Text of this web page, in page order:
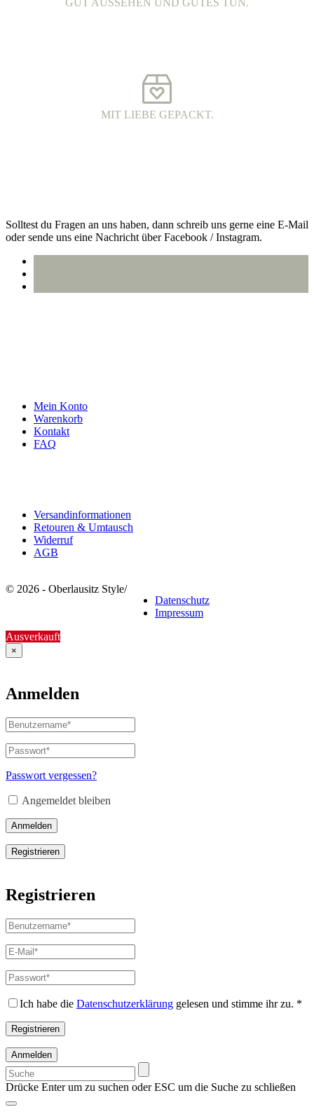
GUT AUSSEHEN UND GUTES TUN.
MIT LIEBE GEPACKT.
Solltest du Fragen an uns haben, dann schreib uns gerne eine E-Mail
oder sende uns eine Nachricht über Facebook / Instagram.
Mein Konto
Warenkorb
Kontakt
FAQ
Versandinformationen
Retouren & Umtausch
Widerruf
AGB
© 2026 - Oberlausitz Style/
Datenschutz
Impressum
Ausverkauft
×
Anmelden
Benutzername
oder
E-
Mail-
Adresse*
Passwort*
Erforderlich
Passwort vergessen?
Angemeldet bleiben
Anmelden
Registrieren
Registrieren
Benutzername
Erforderlich
E-
Mail-
Adresse*
Erforderlich
Passwort*
Erforderlich
Ich habe die Datenschutzerklärung gelesen und stimme ihr zu. *
Registrieren
Anmelden
Suchen
nach:
Drücke Enter um zu suchen oder ESC um die Suche zu schließen